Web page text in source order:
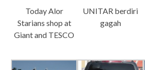
Today Alor
Starians shop at
Giant and TESCO
UNITAR berdiri
gagah